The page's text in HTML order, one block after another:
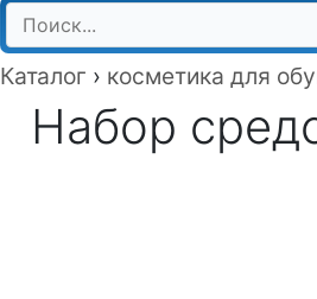
Каталог › косметика для
Набор